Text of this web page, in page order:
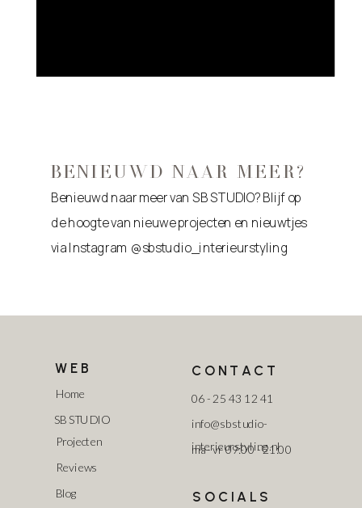
BENIEUWD NAAR MEER?
Benieuwd naar meer van SB STUDIO? Blijf op
de hoogte van nieuwe projecten en nieuwtjes
via Instagram @sbstudio_interieurstyling
CONTACT
SB STUDIO
Projecten
info@sbstudio-
interieurstyling.nl
Reviews
Home
WEB
SOCIALS
Blog
06 - 25 43 12 41
ma - vr 09:00 - 21:00